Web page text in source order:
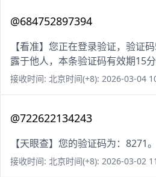
@684752897394
【看准】您正在登录验证，验证
露于他人，本条验证码有效期15分
接收时间: 北京时间(+8): 2026-03-04
@722622134243
【天眼查】您的验证码为：8271。
接收时间: 北京时间(+8): 2026-03-02